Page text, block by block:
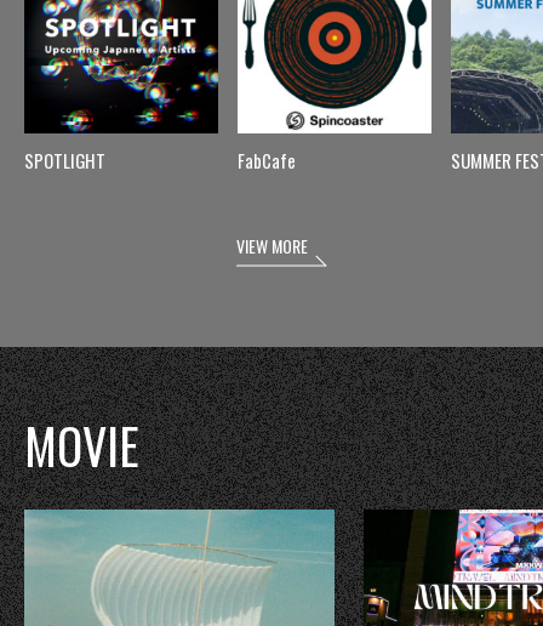
SPOTLIGHT FabCafe SUMMER
VIEW MORE
MOVIE